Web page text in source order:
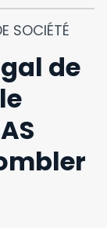
SOCIÉTÉ
de